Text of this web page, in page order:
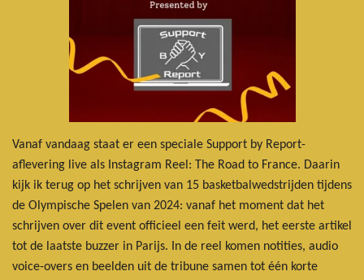
Vanaf vandaag staat er een speciale Support by Report-
aflevering live als Instagram Reel: The Road to France. Daarin
kijk ik terug op het schrijven van 15 basketbalwedstrijden tijdens
de Olympische Spelen van 2024: vanaf het moment dat het
schrijven over dit event officieel een feit werd, het eerste artikel
tot de laatste buzzer in Parijs. In de reel komen notities, audio
voice-overs en beelden uit de tribune samen tot één korte